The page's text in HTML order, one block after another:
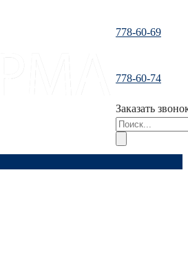
778-60-69
778-60-74
Заказать